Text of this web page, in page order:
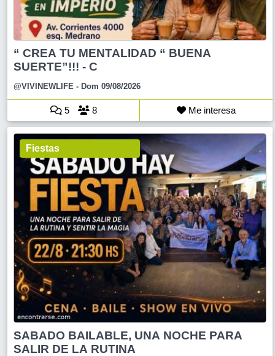
“ CREA TU MENTALIDAD “ BUENA
SUERTE”!!! - C
@VIVINEWLIFE - Dom 09/08/2026
5 8 Me interesa
Fiestas
SABADO BAILABLE, UNA NOCHE PARA
SALIR DE LA RUTINA